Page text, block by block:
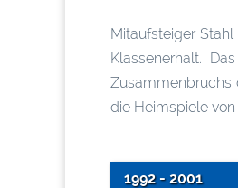
Mitaufsteiger
Klassenerhalt.
Zusammenbruchs
die Heimspiele von
1992 - 2001